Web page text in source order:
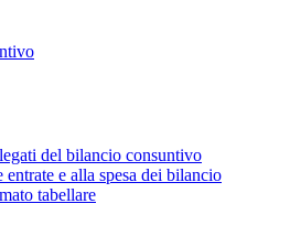
del bilancio consuntivo
e alla spesa dei bilancio
tabellare